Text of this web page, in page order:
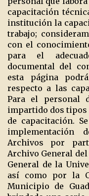
capacitación
institución la
trabajo;
con el
para el
documental del
esta página
respecto a las
Para el personal
impartido dos tipos
de capacitación.
implementación
Archivos por
Archivo General del
General de la
así como por la
Municipio de